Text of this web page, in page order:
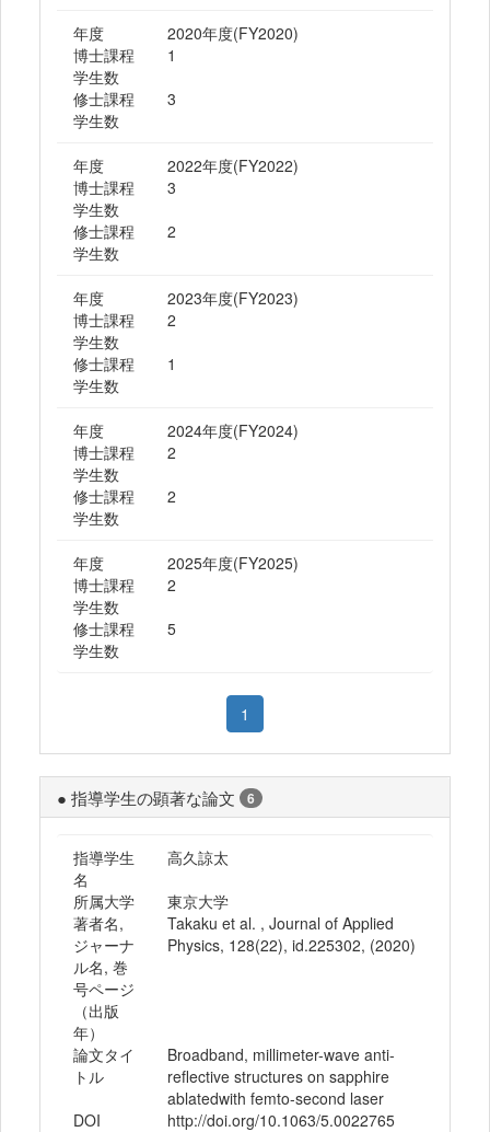
年度
2020年度(FY2020)
博士課程
学生数
1
修士課程
学生数
3
年度
2022年度(FY2022)
博士課程
学生数
3
修士課程
学生数
2
年度
2023年度(FY2023)
博士課程
学生数
2
修士課程
学生数
1
年度
2024年度(FY2024)
博士課程
学生数
2
修士課程
学生数
2
年度
2025年度(FY2025)
博士課程
学生数
2
修士課程
学生数
5
1
● 指導学生の顕著な論文 6
指導学生
名
高久諒太
所属大学
東京大学
著者名,
ジャーナ
ル名, 巻
号ページ
（出版
年）
Takaku et al. , Journal of Applied
Physics, 128(22), id.225302, (2020)
論文タイ
トル
Broadband, millimeter-wave anti-
reflective structures on sapphire
ablatedwith femto-second laser
DOI
http://doi.org/10.1063/5.0022765